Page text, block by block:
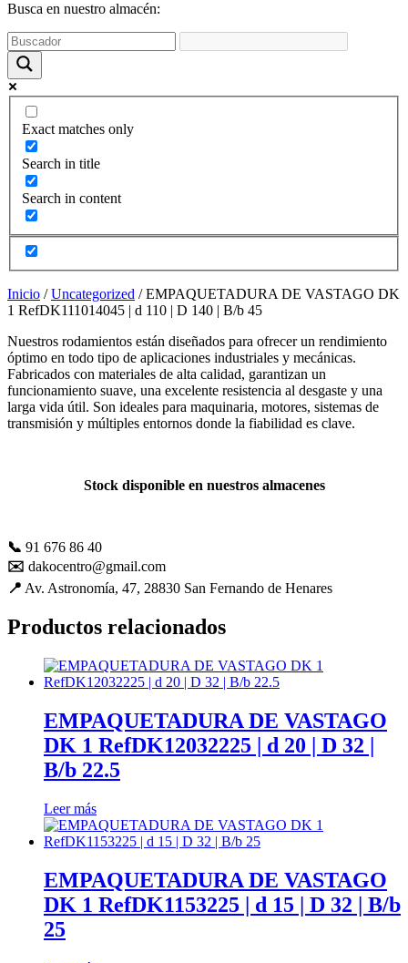
Busca en nuestro almacén:
Exact matches only
Search in title
Search in content
Inicio /Uncategorized / EMPAQUETADURA DE VASTAGO DK
1 RefDK111014045 | d 110 | D 140 | B/b 45
Nuestros rodamientos están diseñados para ofrecer un rendimiento
óptimo en todo tipo de aplicaciones industriales y mecánicas.
Fabricados con materiales de alta calidad, garantizan un
funcionamiento suave, una excelente resistencia al desgaste y una
larga vida útil. Son ideales para maquinaria, motores, sistemas de
transmisión y múltiples entornos donde la fiabilidad es clave.
Stock disponible en nuestros almacenes
📞 91 676 86 40
✉️ dakocentro@gmail.com
📍 Av. Astronomía, 47, 28830 San Fernando de Henares
Productos relacionados
EMPAQUETADURA DE VASTAGO
DK 1 RefDK12032225 | d 20 | D 32 |
B/b 22.5
Leer más
EMPAQUETADURA DE VASTAGO
DK 1 RefDK1153225 | d 15 | D 32 | B/b
25
puedas
acceder a
nuestro
Estadísticas
Para que
podamos
mejorar la
funcionalidad
y estructura
de la web,
utilizaremos
las
estadísticas
de uso en la
web. Así
interesa más
de lo que
ofrecemos y
cómo poder
mejorar con
tu ayuda.
Experiencia
mejor posible
durante tu
visita. Es una
guía para
disfrutar del
nuestra página.
Si rechaza estas
algunas
funcionalidades
desaparecerán
de la web. Si
las aceptas, nos
ayuda.
Marketing
Al compartir
tus intereses y
comportamiento
mientras visitas